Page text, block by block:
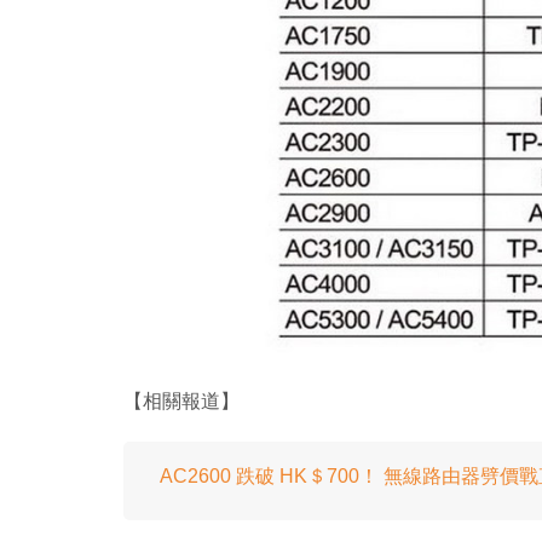
【相關報道】
AC2600 跌破 HK＄700！ 無線路由器劈價